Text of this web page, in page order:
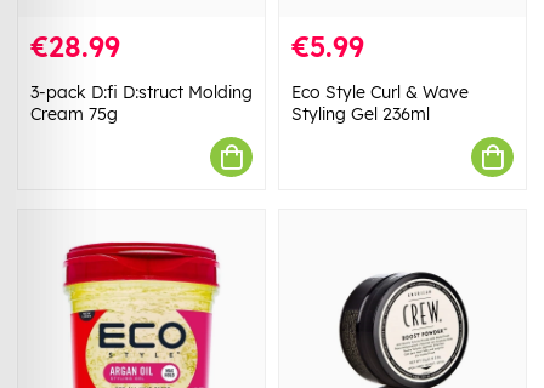
€28.99
3-pack D:fi D:struct Molding
Cream 75g
€5.99
Eco Style Curl & Wave
Styling Gel 236ml